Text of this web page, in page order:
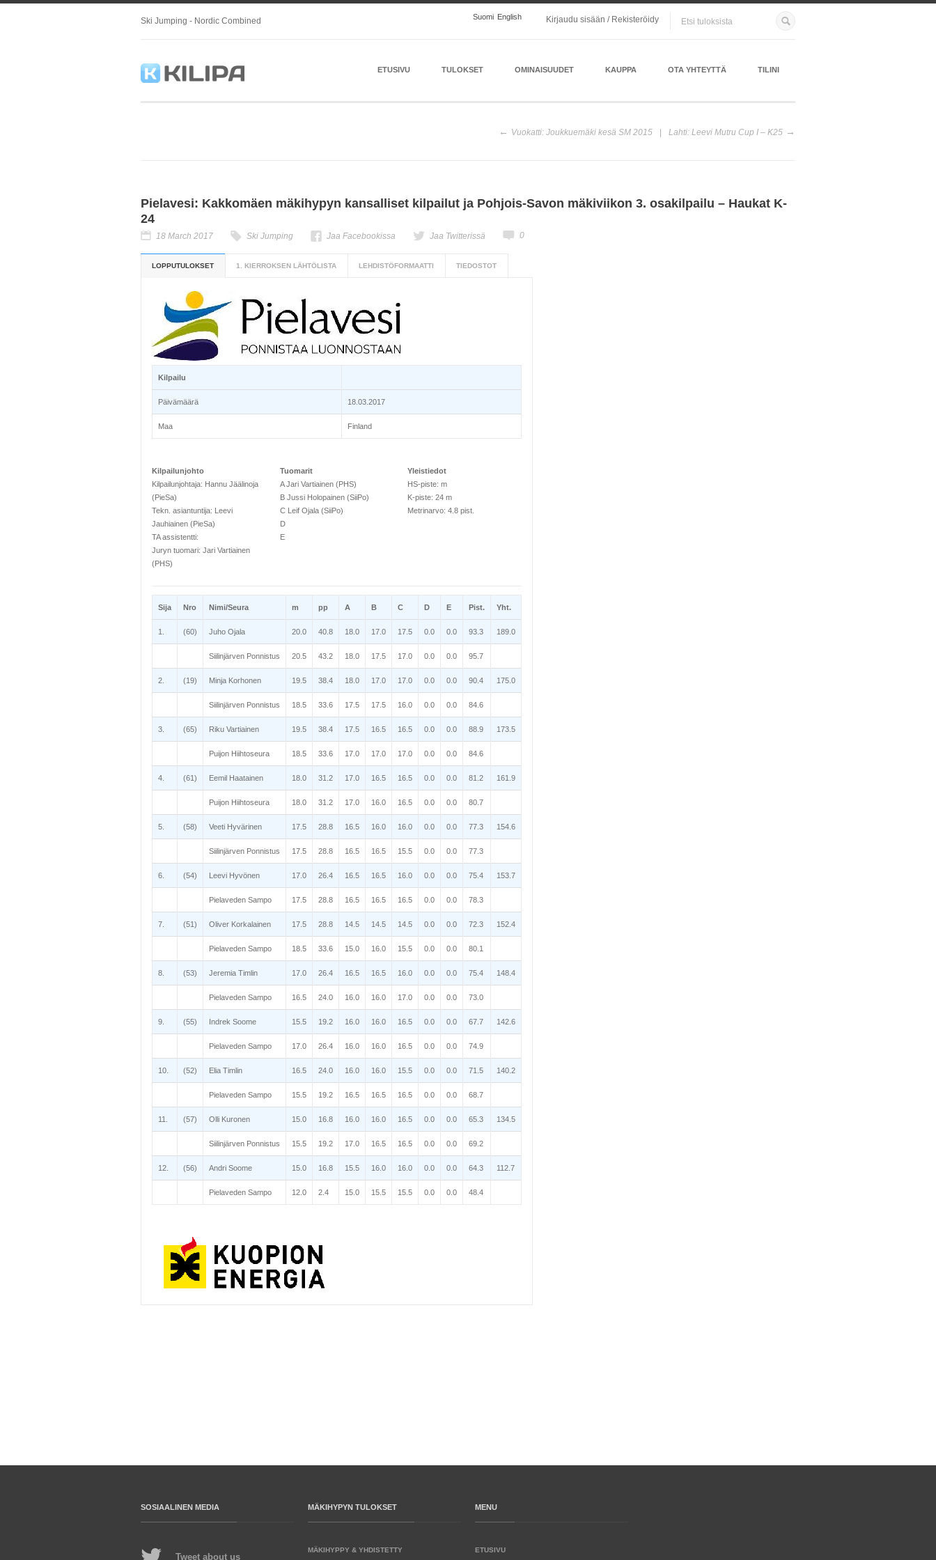
Ski Jumping - Nordic Combined Suomi English Kirjaudu sisään / Rekisteröidy
ETUSIVU TULOKSET OMINAISUUDET KAUPPA OTA YHTEYTTÄ TILINI
Vuokatti: Joukkuemäki kesä SM 2015 Lahti: Leevi Mutru Cup I – K25
Pielavesi: Kakkomäen mäkihypyn kansalliset kilpailut ja Pohjois-Savon mäkiviikon 3. osakilpailu – Haukat K-
24
18 March 2017 Ski Jumping Jaa Facebookissa Jaa Twitterissä 0
LOPPUTULOKSET 1. KIERROKSEN LÄHTÖLISTA LEHDISTÖFORMAATTI TIEDOSTOT
Kilpailu
Päivämäärä 18.03.2017
Maa Finland
Kilpailunjohto
Kilpailunjohtaja: Hannu Jäälinoja
(PieSa)
Tekn. asiantuntija: Leevi
Jauhiainen (PieSa)
TA assistentti:
Juryn tuomari: Jari Vartiainen
(PHS)
Tuomarit
A Jari Vartiainen (PHS)
B Jussi Holopainen (SiiPo)
C Leif Ojala (SiiPo)
D
E
Yleistiedot
HS-piste: m
K-piste: 24 m
Metrinarvo: 4.8 pist.
Sija Nro Nimi/Seura m pp A B C D E Pist. Yht.
1. (60) Juho Ojala 20.0 40.8 18.0 17.0 17.5 0.0 0.0 93.3 189.0
Siilinjärven Ponnistus 20.5 43.2 18.0 17.5 17.0 0.0 0.0 95.7
2. (19) Minja Korhonen 19.5 38.4 18.0 17.0 17.0 0.0 0.0 90.4 175.0
Siilinjärven Ponnistus 18.5 33.6 17.5 17.5 16.0 0.0 0.0 84.6
3. (65) Riku Vartiainen 19.5 38.4 17.5 16.5 16.5 0.0 0.0 88.9 173.5
Puijon Hiihtoseura 18.5 33.6 17.0 17.0 17.0 0.0 0.0 84.6
4. (61) Eemil Haatainen 18.0 31.2 17.0 16.5 16.5 0.0 0.0 81.2 161.9
Puijon Hiihtoseura 18.0 31.2 17.0 16.0 16.5 0.0 0.0 80.7
5. (58) Veeti Hyvärinen 17.5 28.8 16.5 16.0 16.0 0.0 0.0 77.3 154.6
Siilinjärven Ponnistus 17.5 28.8 16.5 16.5 15.5 0.0 0.0 77.3
6. (54) Leevi Hyvönen 17.0 26.4 16.5 16.5 16.0 0.0 0.0 75.4 153.7
Pielaveden Sampo 17.5 28.8 16.5 16.5 16.5 0.0 0.0 78.3
7. (51) Oliver Korkalainen 17.5 28.8 14.5 14.5 14.5 0.0 0.0 72.3 152.4
Pielaveden Sampo 18.5 33.6 15.0 16.0 15.5 0.0 0.0 80.1
8. (53) Jeremia Timlin 17.0 26.4 16.5 16.5 16.0 0.0 0.0 75.4 148.4
Pielaveden Sampo 16.5 24.0 16.0 16.0 17.0 0.0 0.0 73.0
9. (55) Indrek Soome 15.5 19.2 16.0 16.0 16.5 0.0 0.0 67.7 142.6
Pielaveden Sampo 17.0 26.4 16.0 16.0 16.5 0.0 0.0 74.9
10. (52) Elia Timlin 16.5 24.0 16.0 16.0 15.5 0.0 0.0 71.5 140.2
Pielaveden Sampo 15.5 19.2 16.5 16.5 16.5 0.0 0.0 68.7
11. (57) Olli Kuronen 15.0 16.8 16.0 16.0 16.5 0.0 0.0 65.3 134.5
Siilinjärven Ponnistus 15.5 19.2 17.0 16.5 16.5 0.0 0.0 69.2
12. (56) Andri Soome 15.0 16.8 15.5 16.0 16.0 0.0 0.0 64.3 112.7
Pielaveden Sampo 12.0 2.4 15.0 15.5 15.5 0.0 0.0 48.4
SOSIAALINEN MEDIA
Tweet about us
MÄKIHYPYN TULOKSET
MÄKIHYPPY & YHDISTETTY
MENU
ETUSIVU